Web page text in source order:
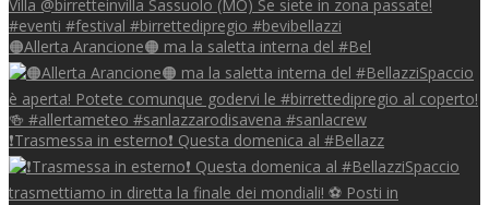
🟠Allerta Arancione🟠 ma la saletta interna del #Bel
❗Trasmessa in esterno❗ Questa domenica al #Bellazz